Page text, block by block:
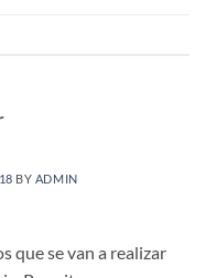
BY ADMIN
que se van a realizar